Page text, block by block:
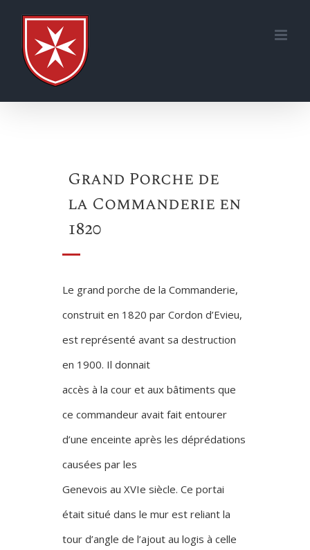
content
Grand Porche de
la Commanderie en
1820
Le grand porche de la Commanderie,
construit en 1820 par Cordon d’Evieu,
est représenté avant sa destruction
en 1900. Il donnait
accès à la cour et aux bâtiments que
ce commandeur avait fait entourer
d’une enceinte après les déprédations
causées par les
Genevois au XVIe siècle. Ce portai
était situé dans le mur est reliant la
tour d’angle de l’ajout au logis à celle